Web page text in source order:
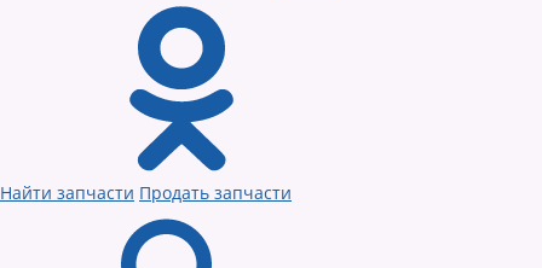
Найти запчасти Продать запчасти